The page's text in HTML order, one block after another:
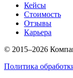
Кейсы
Стоимость
Отзывы
Карьера
© 2015–2026
Политика